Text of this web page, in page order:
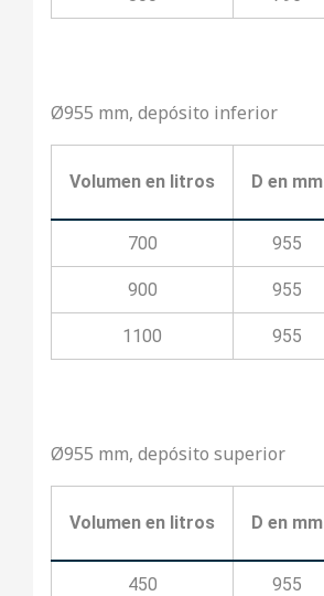
Ø955 mm, depósito inferior
Volumen en litros D en mm
700 955
900 955
1100 955
Ø955 mm, depósito superior
Volumen en litros D en mm
450 955